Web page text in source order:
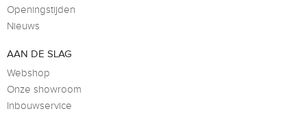
Openingstijden
Nieuws
AAN DE SLAG
Webshop
Onze showroom
Inbouwservice